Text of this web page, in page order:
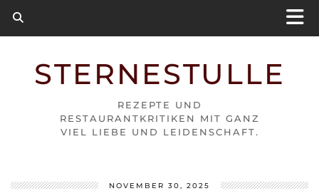
STERNESTULLE
REZEPTE UND
RESTAURANTKRITIKEN MIT GANZ
VIEL LIEBE UND LEIDENSCHAFT.
NOVEMBER 30, 2025